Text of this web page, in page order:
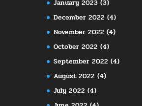
January 2023(3)
December 2022 (4)
November 2022 (4)
October 2022 (4)
September 2022 (4)
August 2022 (4)
July 2022 (4)